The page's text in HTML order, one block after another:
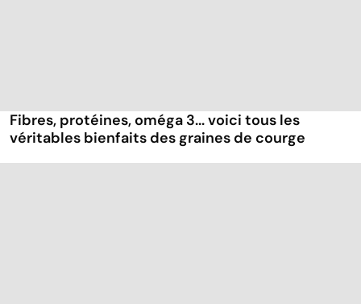
Fibres, protéines, oméga 3... voici tous les
véritables bienfaits des graines de courge